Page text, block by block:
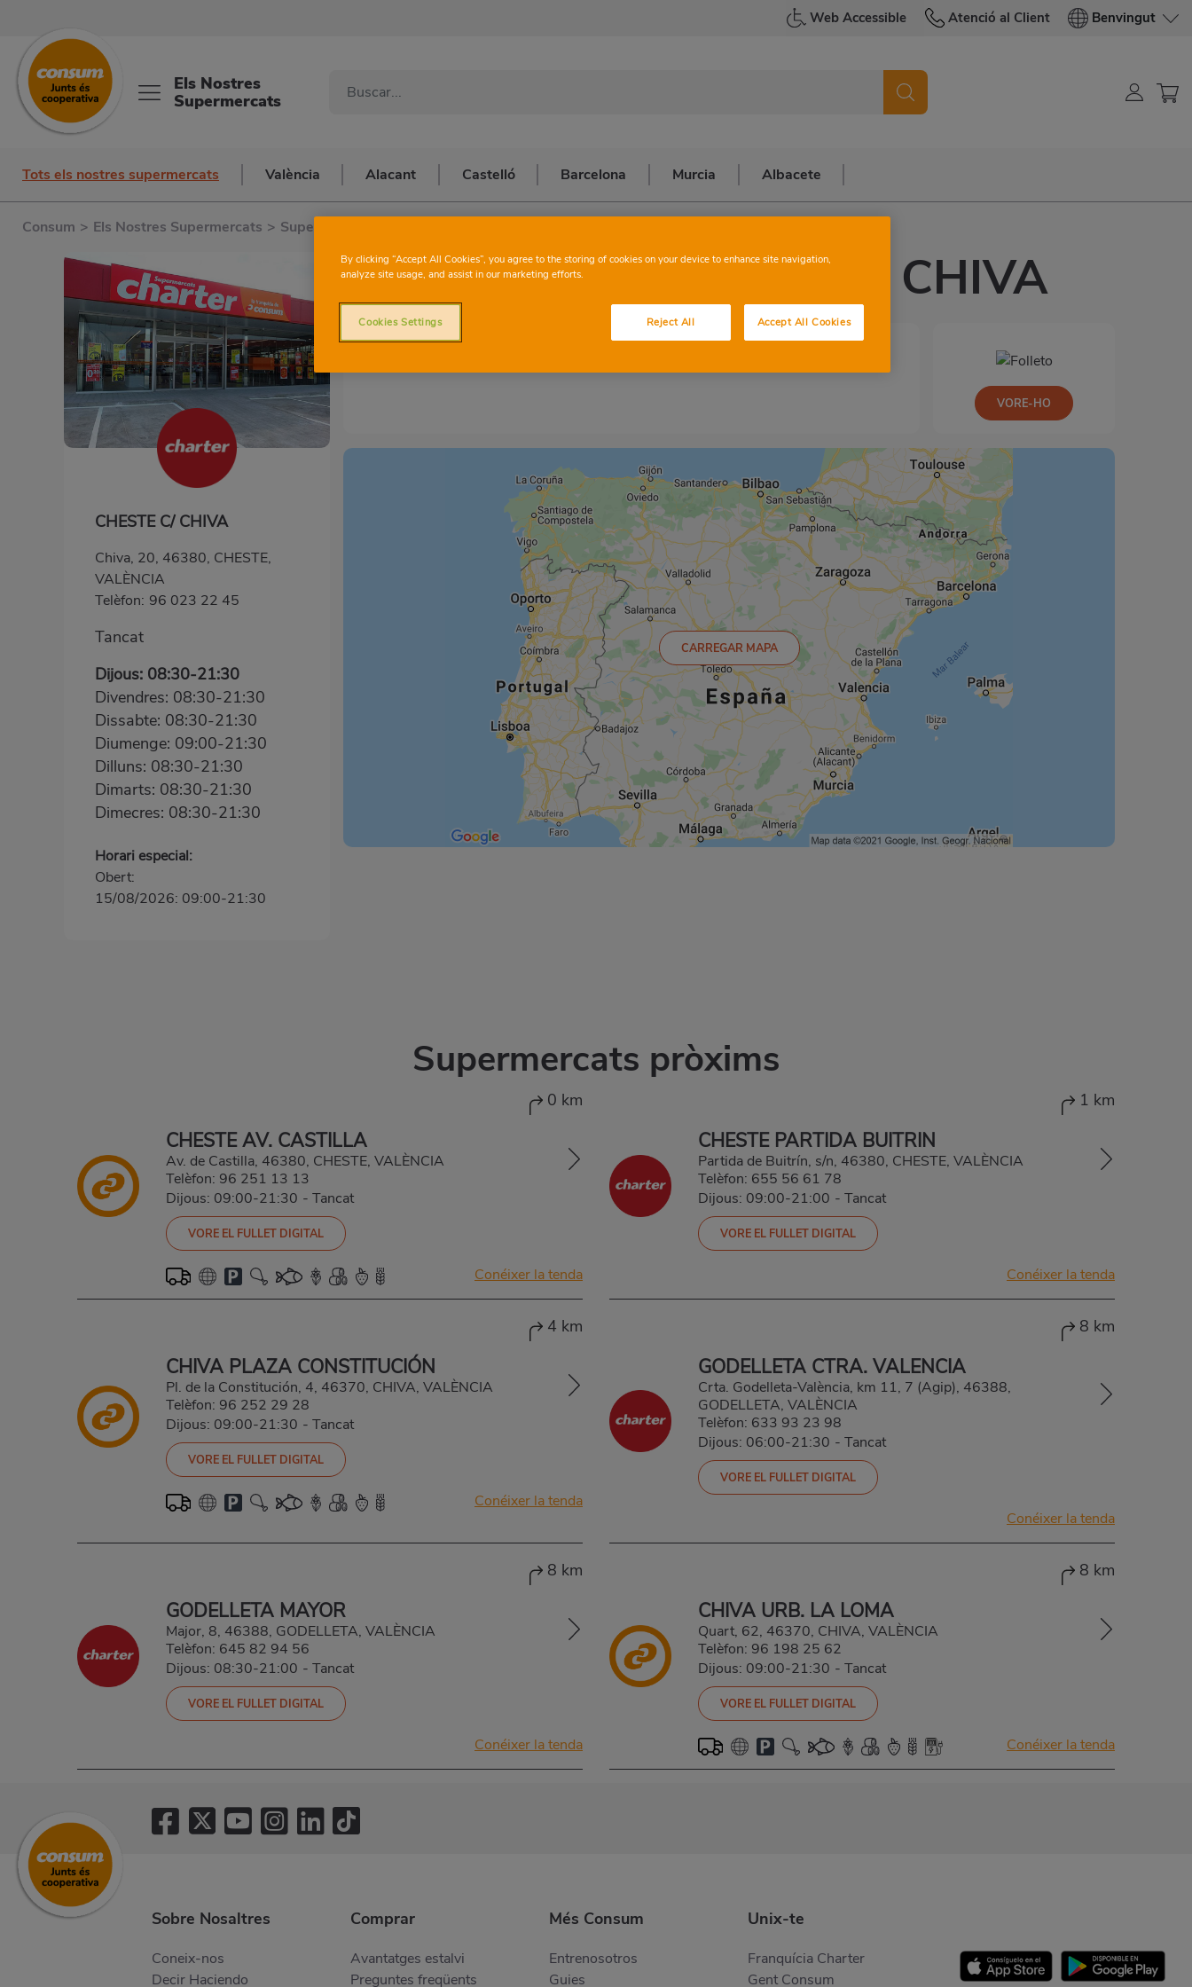
Web Accessible Atenció al Client Benvingut
Els Nostres
Supermercats
Tots els nostres supermercats València Alacant Castelló Barcelona Murcia Albacete
Consum > Els Nostres Supermercats > Supermercats a València
CHESTE C/ CHIVA
Chiva, 20, 46380, CHESTE,
VALÈNCIA
Telèfon: 96 023 22 45
Tancat
Dijous: 08:30-21:30
Divendres: 08:30-21:30
Dissabte: 08:30-21:30
Diumenge: 09:00-21:30
Dilluns: 08:30-21:30
Dimarts: 08:30-21:30
Dimecres: 08:30-21:30
Horari especial:
Obert:
15/08/2026: 09:00-21:30
CHARTERCHESTE C/ CHIVA
VORE-HO
CARREGAR MAPA
Supermercats pròxims
0 km
CHESTE AV. CASTILLA
Av. de Castilla, 46380, CHESTE, VALÈNCIA
Telèfon: 96 251 13 13
Dijous: 09:00-21:30 - Tancat
VORE EL FULLET DIGITAL
Conéixer la tenda
1 km
CHESTE PARTIDA BUITRIN
Partida de Buitrín, s/n, 46380, CHESTE, VALÈNCIA
Telèfon: 655 56 61 78
Dijous: 09:00-21:00 - Tancat
VORE EL FULLET DIGITAL
Conéixer la tenda
4 km
CHIVA PLAZA CONSTITUCIÓN
Pl. de la Constitución, 4, 46370, CHIVA, VALÈNCIA
Telèfon: 96 252 29 28
Dijous: 09:00-21:30 - Tancat
VORE EL FULLET DIGITAL
Conéixer la tenda
8 km
GODELLETA CTRA. VALENCIA
Crta. Godelleta-València, km 11, 7 (Agip), 46388,
GODELLETA, VALÈNCIA
Telèfon: 633 93 23 98
Dijous: 06:00-21:30 - Tancat
VORE EL FULLET DIGITAL
Conéixer la tenda
8 km
GODELLETA MAYOR
Major, 8, 46388, GODELLETA, VALÈNCIA
Telèfon: 645 82 94 56
Dijous: 08:30-21:00 - Tancat
VORE EL FULLET DIGITAL
Conéixer la tenda
8 km
CHIVA URB. LA LOMA
Quart, 62, 46370, CHIVA, VALÈNCIA
Telèfon: 96 198 25 62
Dijous: 09:00-21:30 - Tancat
VORE EL FULLET DIGITAL
Conéixer la tenda
Sobre Nosaltres
Coneix-nos
Decir Haciendo
Comprar
Avantatges estalvi
Preguntes freqüents
Més Consum
Entrenosotros
Guies
Unix-te
Franquícia Charter
Gent Consum
By clicking “Accept All Cookies”, you agree to the storing of cookies on your device to enhance site navigation,
analyze site usage, and assist in our marketing efforts.
Reject All Accept All Cookies
Cookies Settings